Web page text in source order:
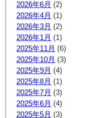
2026年6月 (2)
2026年4月 (1)
2026年3月 (2)
2026年1月 (1)
2025年11月 (6)
2025年10月 (3)
2025年9月 (4)
2025年8月 (1)
2025年7月 (3)
2025年6月 (4)
2025年5月 (3)